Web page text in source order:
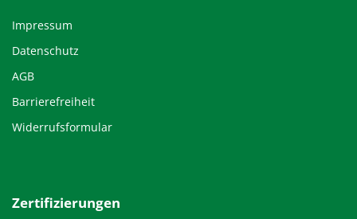
Impressum
Datenschutz
AGB
Barrierefreiheit
Widerrufsformular
Zertifizierungen